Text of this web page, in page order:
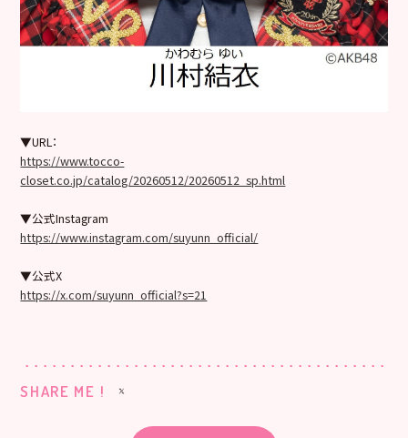
▼URL：
https://www.tocco-
closet.co.jp/catalog/20260512/20260512_sp.html
▼公式Instagram
https://www.instagram.com/suyunn_official/
▼公式X
https://x.com/suyunn_official?s=21
SHARE ME !